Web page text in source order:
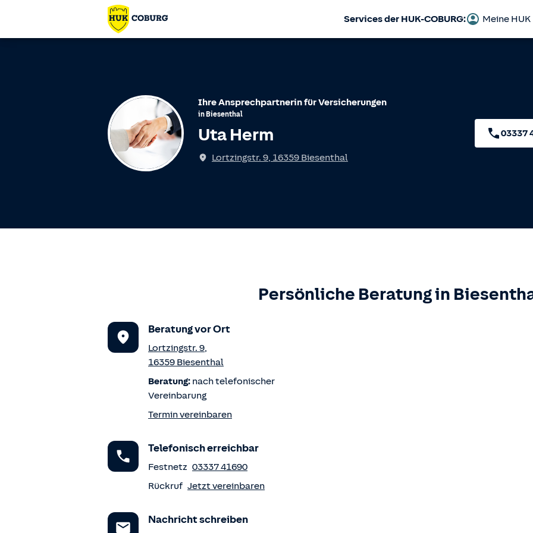
Services der HUK-COBURG: Meine HUK
Ihre Ansprechpartnerin für Versicherungen
in Biesenthal
Uta Herm
Lortzingstr. 9, 16359 Biesenthal
03337
Persönliche Beratung in
Beratung vor Ort
Lortzingstr. 9,
16359 Biesenthal
Beratung: nach telefonischer
Vereinbarung
Termin vereinbaren
Telefonisch erreichbar
Festnetz 03337 41690
Rückruf Jetzt vereinbaren
Nachricht schreiben